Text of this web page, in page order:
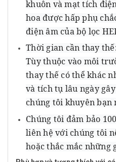
khuôn và mạt tích
hoa được hấp phụ
điện âm của bộ lọc
Thời gian cần thay
Tùy thuộc vào môi
thay thế có thể khác
và tích tụ lâu ngày
chúng tôi khuyên
Chúng tôi đảm bảo
liên hệ với chúng tôi
hoặc thắc mắc những